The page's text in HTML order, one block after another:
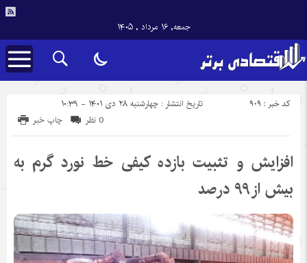
جمعه, ۱۶ مرداد , ۱۴۰۵
تاریخ انتشار : چهارشنبه ۲۸ دی ۱۴۰۱ - ۱۰:۳۹ کد خبر : 909
چاپ خبر 0 نظر
افزایش و تثبیت بازده کیفی خط نورد گرم به
بیش از ۹۹ درصد